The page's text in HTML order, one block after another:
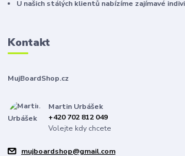
U našich stálých klientů nabízíme zajímavé
Kontakt
MujBoardShop.cz
Martin Urbášek
+420 702 812 049
Volejte kdy chcete
mujboardshop@gmail.com